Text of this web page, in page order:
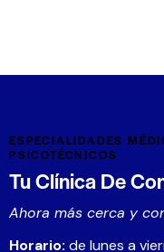
ESPECIALIDADES
PSICOTÉCNICOS
Tu Clínica De
Ahora más cerca y
Horario: de lunes a